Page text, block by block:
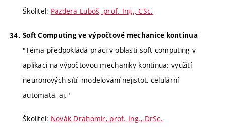
Školitel: Pazdera Luboš, prof. Ing., CSc.
Soft Computing ve výpočtové mechanice kontinua
"Téma předpokládá práci v oblasti soft computing v
aplikaci na výpočtovou mechaniky kontinua: využití
neuronových sítí, modelování nejistot, celulární
automata, aj."
Školitel: Novák Drahomír, prof. Ing., DrSc.